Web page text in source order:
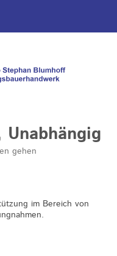
gehen
im Bereich von